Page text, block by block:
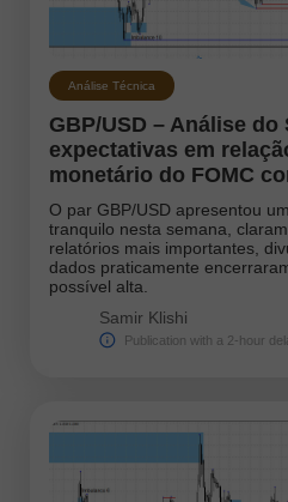
Plano de
Previsão
EURUSD
Análise Técnica
GBP/USD – Análise
expectativas em
monetário do FOMC
O par GBP/USD apresentou
tranquilo nesta semana,
relatórios mais importantes,
dados praticamente
possível alta.
Samir Klishi
Publication with a 2-hour